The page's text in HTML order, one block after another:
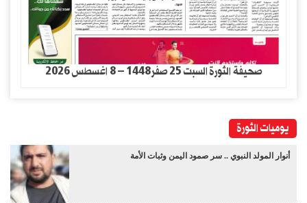
صحيفة الثورة السبت 25 صفر1448 – 8 اغسطس 2026
يوميات الثورة
أنوار المولد النبوي .. سر صمود اليمن وثبات الأمة